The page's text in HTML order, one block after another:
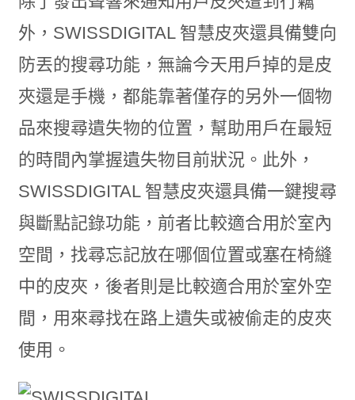
外，SWISSDIGITAL 智慧皮夾還具備雙向
防丟的搜尋功能，無論今天用戶掉的是皮
夾還是手機，都能靠著僅存的另外一個物
品來搜尋遺失物的位置，幫助用戶在最短
的時間內掌握遺失物目前狀況。此外，
SWISSDIGITAL 智慧皮夾還具備一鍵搜尋
與斷點記錄功能，前者比較適合用於室內
空間，找尋忘記放在哪個位置或塞在椅縫
中的皮夾，後者則是比較適合用於室外空
間，用來尋找在路上遺失或被偷走的皮夾
使用。